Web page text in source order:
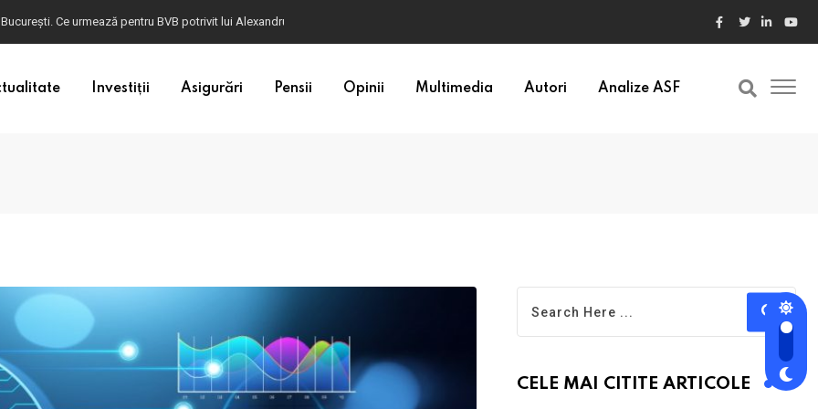
Ce urmează pentru BVB potrivit lui Alexandru Petrescu
Investiții Asigurări Pensii Opinii Multimedia Autori Analize ASF
CELE MAI CITITE ARTICOLE